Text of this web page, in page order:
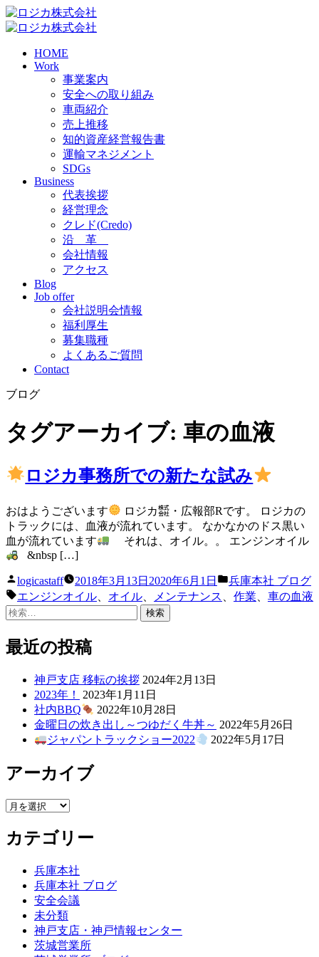
HOME
Work
事業案内
安全への取り組み
車両紹介
売上推移
知的資産経営報告書
運輸マネジメント
SDGs
Business
代表挨拶
経営理念
クレド(Credo)
沿 革
会社情報
アクセス
Blog
Job offer
会社説明会情報
福利厚生
募集職種
よくあるご質問
Contact
ブログ
タグアーカイブ: 車の血液
ロジカ事務所での新たな試み
おはようございます
ロジカ㍿・広報部Rです。 ロジカの
トラックには、血液が流れています。 なかなかのドス黒い
血が流れています
それは、オイル。。 エンジンオイル
&nbsp […]
投
稿
者:
logicastaff 2018年3月13日 2020年6月1日
カ
テ
兵庫本社 ブログ
タ
グ:
エンジンオイル オイル メンテナンス 作業
車の血液
検
最近の投稿
神戸支店 移転の挨拶 2024年2月13日
2023年！
2023年1月11日
社内BBQ
2022年10月28日
金曜日の炊き出し～つゆだく牛丼～ 2022年5月26日
ジャパントラックショー2022
2022年5月17日
アーカイブ
ア
カ
イ
カテゴリー
兵庫本社
兵庫本社 ブログ
安全会議
未分類
神戸支店・神戸情報センター
茨城営業所